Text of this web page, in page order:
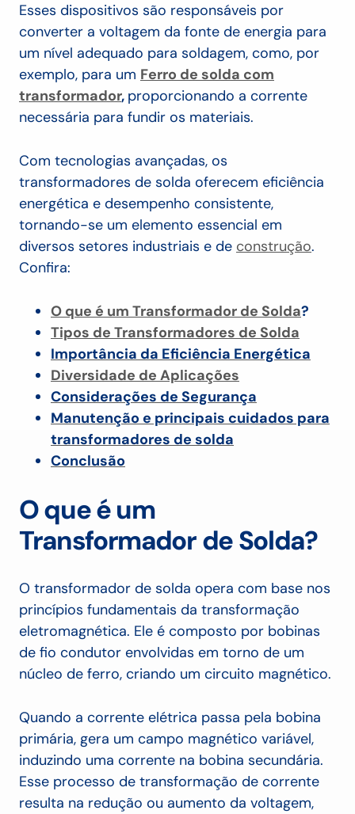
Esses dispositivos são responsáveis por
converter a voltagem da fonte de energia para
um nível adequado para soldagem, como, por
exemplo, para um Ferro de solda com
transformador, proporcionando a corrente
necessária para fundir os materiais.
Com tecnologias avançadas, os
transformadores de solda oferecem eficiência
energética e desempenho consistente,
tornando-se um elemento essencial em
diversos setores industriais e de construção.
Confira:
O que é um Transformador de Solda?
Tipos de Transformadores de Solda
Importância da Eficiência Energética
Diversidade de Aplicações
Considerações de Segurança
Manutenção e principais cuidados para
transformadores de solda
Conclusão
O que é um
Transformador de Solda?
O transformador de solda opera com base nos
princípios fundamentais da transformação
eletromagnética. Ele é composto por bobinas
de fio condutor envolvidas em torno de um
núcleo de ferro, criando um circuito magnético.
Quando a corrente elétrica passa pela bobina
primária, gera um campo magnético variável,
induzindo uma corrente na bobina secundária.
Esse processo de transformação de corrente
resulta na redução ou aumento da voltagem,